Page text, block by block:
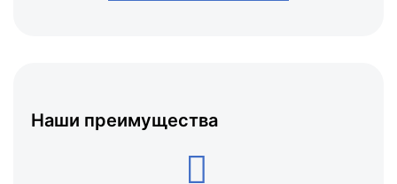
Наши преимущества